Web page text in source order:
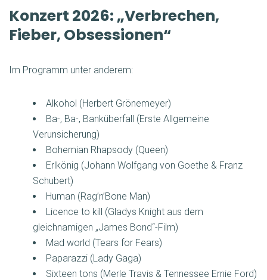
Konzert 2026: „Verbrechen,
Fieber, Obsessionen“
Im Programm unter anderem:
Alkohol (Herbert Grönemeyer)
Ba-, Ba-, Banküberfall (Erste Allgemeine
Verunsicherung)
Bohemian Rhapsody (Queen)
Erlkönig (Johann Wolfgang von Goethe & Franz
Schubert)
Human (Rag’n’Bone Man)
Licence to kill (Gladys Knight aus dem
gleichnamigen „James Bond“-Film)
Mad world (Tears for Fears)
Paparazzi (Lady Gaga)
Sixteen tons (Merle Travis & Tennessee Ernie Ford)